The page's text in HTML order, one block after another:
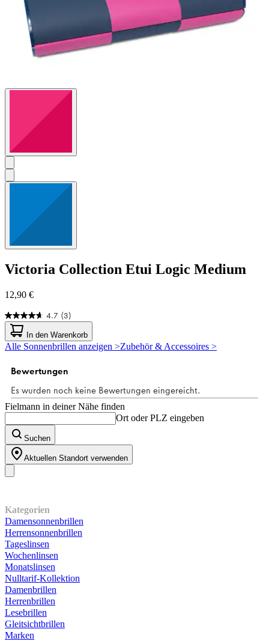
Victoria Collection Etui Logic Medium
12,90 €
4.7 (3)
4.7
von
5
Sternen.
Bewertungen
In den Warenkorb
Alle Sonnenbrillen anzeigen >Zubehör & Accessoires >
Fielmann in deiner Nähe finden
Ort oder PLZ eingeben
Suchen
Aktuellen Standort verwenden
Kategorien
Damensonnenbrillen
Herrensonnenbrillen
Tageslinsen
Wochenlinsen
Monatslinsen
Nulltarif-Kollektion
Damenbrillen
Herrenbrillen
Lesebrillen
Gleitsichtbrillen
Marken